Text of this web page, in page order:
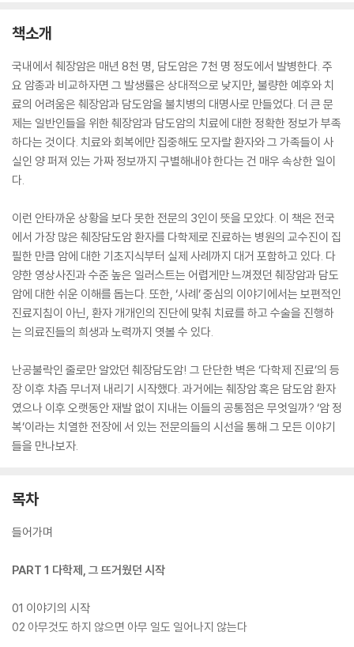
책소개
국내에서 췌장암은 매년 8천 명, 담도암은 7천 명 정도에서 발병한다. 주
요 암종과 비교하자면 그 발생률은 상대적으로 낮지만, 불량한 예후와 치
료의 어려움은 췌장암과 담도암을 불치병의 대명사로 만들었다. 더 큰 문
제는 일반인들을 위한 췌장암과 담도암의 치료에 대한 정확한 정보가 부족
하다는 것이다. 치료와 회복에만 집중해도 모자랄 환자와 그 가족들이 사
실인 양 퍼져 있는 가짜 정보까지 구별해내야 한다는 건 매우 속상한 일이
다.
이런 안타까운 상황을 보다 못한 전문의 3인이 뜻을 모았다. 이 책은 전국
에서 가장 많은 췌장담도암 환자를 다학제로 진료하는 병원의 교수진이 집
필한 만큼 암에 대한 기초지식부터 실제 사례까지 대거 포함하고 있다. 다
양한 영상사진과 수준 높은 일러스트는 어렵게만 느껴졌던 췌장암과 담도
암에 대한 쉬운 이해를 돕는다. 또한, ‘사례’ 중심의 이야기에서는 보편적인
진료지침이 아닌, 환자 개개인의 진단에 맞춰 치료를 하고 수술을 진행하
는 의료진들의 희생과 노력까지 엿볼 수 있다.
난공불락인 줄로만 알았던 췌장담도암! 그 단단한 벽은 ‘다학제 진료’의 등
장 이후 차츰 무너져 내리기 시작했다. 과거에는 췌장암 혹은 담도암 환자
였으나 이후 오랫동안 재발 없이 지내는 이들의 공통점은 무엇일까? ‘암 정
복’이라는 치열한 전장에 서 있는 전문의들의 시선을 통해 그 모든 이야기
들을 만나보자.
목차
들어가며
PART 1 다학제, 그 뜨거웠던 시작
01 이야기의 시작
02 아무것도 하지 않으면 아무 일도 일어나지 않는다